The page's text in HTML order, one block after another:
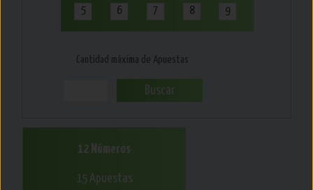
5
6 7 8 9
Cantidad máxima de Apuestas
Buscar
12 Números
15 Apuestas